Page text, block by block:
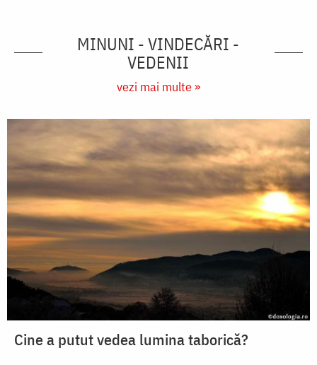
MINUNI - VINDECĂRI -
VEDENII
vezi mai multe »
Cine a putut vedea lumina taborică?